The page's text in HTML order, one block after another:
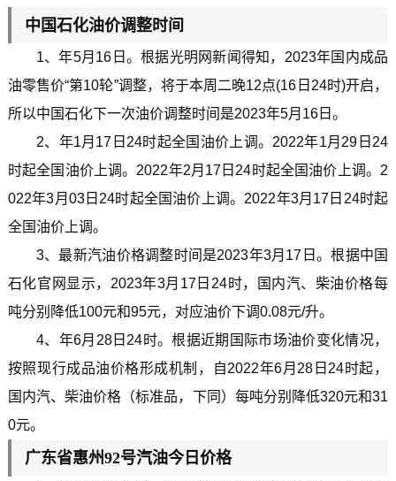
中国石化油价调整时间
1、年5月16日。根据光明网新闻得知，2023年国内成品
油零售价“第10轮”调整，将于本周二晚12点(16日24时)开启，
所以中国石化下一次油价调整时间是2023年5月16日。
2、年1月17日24时起全国油价上调。2022年1月29日24
时起全国油价上调。2022年2月17日24时起全国油价上调。2
022年3月03日24时起全国油价上调。2022年3月17日24时起
全国油价上调。
3、最新汽油价格调整时间是2023年3月17日。根据中国
石化官网显示，2023年3月17日24时，国内汽、柴油价格每
吨分别降低100元和95元，对应油价下调0.08元/升。
4、年6月28日24时。根据近期国际市场油价变化情况，
按照现行成品油价格形成机制，自2022年6月28日24时起，
国内汽、柴油价格（标准品，下同）每吨分别降低320元和31
0元。
广东省惠州92号汽油今日价格